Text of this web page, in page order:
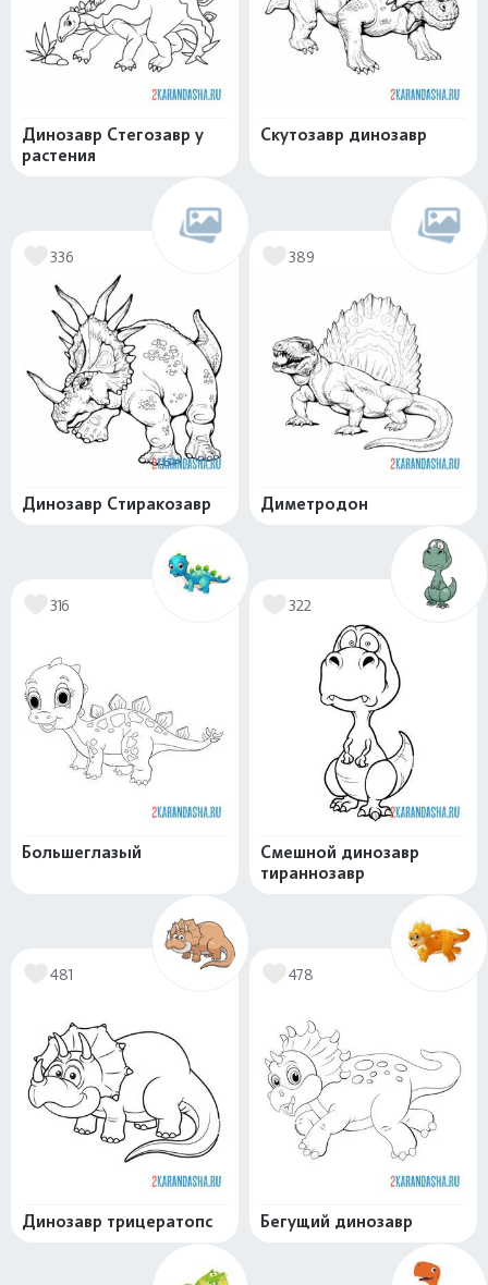
Динозавр Стегозавр у
растения
Скутозавр динозавр
336
Динозавр Стиракозавр
389
Диметродон
316
Большеглазый
322
Смешной динозавр
тираннозавр
481
Динозавр трицератопс
478
Бегущий динозавр